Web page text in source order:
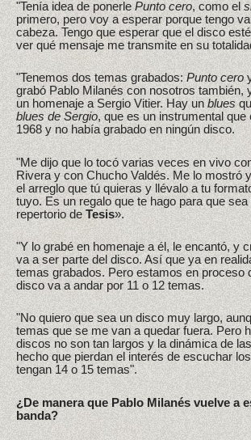
"Tenía idea de ponerlePunto cero, como el
primero, pero voy a esperar porque tengo
cabeza. Tengo que esperar que el disco
ver qué mensaje me transmite en su
"Tenemos dos temas grabados:Punto cero
grabó Pablo Milanés con nosotros también,
un homenaje a Sergio Vitier. Hay unblues
blues de Sergio, que es un instrumental
1968 y no había grabado en ningún disco.
"Me dijo que lo tocó varias veces en vivo
Rivera y con Chucho Valdés. Me lo mostró
el arreglo que tú quieras y llévalo a tu
tuyo. Es un regalo que te hago para que sea
repertorio deTesis».
"Y lo grabé en homenaje a él, le encantó, y
va a ser parte del disco. Así que ya en
temas grabados. Pero estamos en proceso
disco va a andar por 11 o 12 temas.
"No quiero que sea un disco muy largo,
temas que se me van a quedar fuera. Pero
discos no son tan largos y la dinámica de
hecho que pierdan el interés de escuchar
tengan 14 o 15 temas".
¿De manera que Pablo Milanés vuelve a
banda?